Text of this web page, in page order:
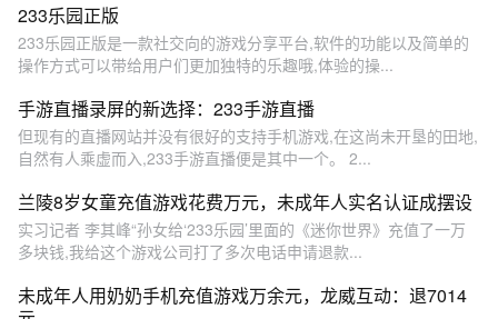
233乐园正版
233乐园正版是一款社交向的游戏分享平台,软件的功能以及简单的
操作方式可以带给用户们更加独特的乐趣哦,体验的操...
手游直播录屏的新选择：233手游直播
但现有的直播网站并没有很好的支持手机游戏,在这尚未开垦的田地,
自然有人乘虚而入,233手游直播便是其中一个。 2...
兰陵8岁女童充值游戏花费万元，未成年人实名认证成摆设
实习记者 李其峰“孙女给‘233乐园’里面的《迷你世界》充值了一万
多块钱,我给这个游戏公司打了多次电话申请退款...
未成年人用奶奶手机充值游戏万余元，龙威互动：退7014